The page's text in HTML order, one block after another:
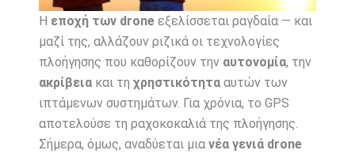
Η εποχή των droneεξελίσσεται ραγδαία — και
μαζί της, αλλάζουν ριζικά οι τεχνολογίες
πλοήγησης που καθορίζουν την αυτονομία, την
ακρίβειακαι τη χρηστικότητααυτών των
ιπτάμενων συστημάτων. Για χρόνια, το GPS
αποτελούσε τη ραχοκοκαλιά της πλοήγησης.
Σήμερα, όμως, αναδύεται μια νέα γενιά drone